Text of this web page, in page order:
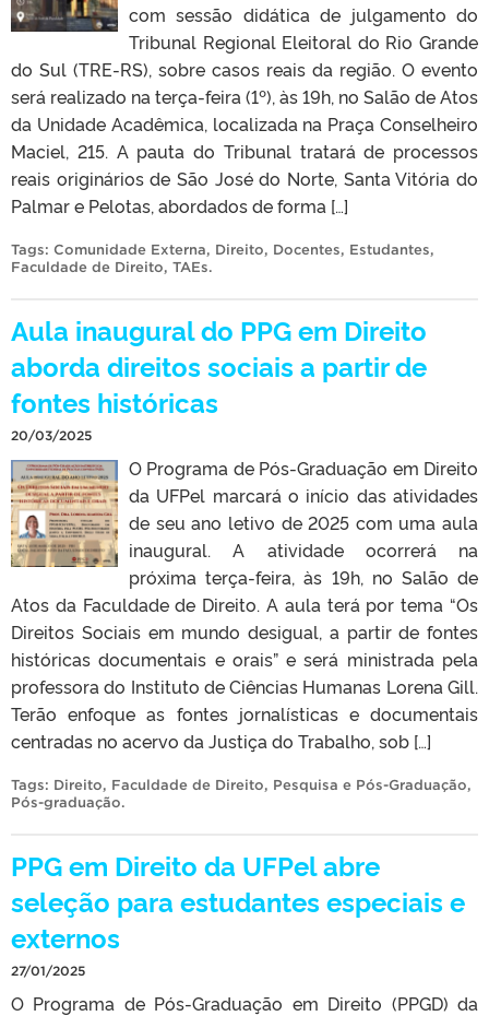
com sessão didática de julgamento do
Tribunal Regional Eleitoral do Rio Grande
do Sul (TRE-RS), sobre casos reais da região. O evento
será realizado na terça-feira (1º), às 19h, no Salão de Atos
da Unidade Acadêmica, localizada na Praça Conselheiro
Maciel, 215. A pauta do Tribunal tratará de processos
reais originários de São José do Norte, Santa Vitória do
Palmar e Pelotas, abordados de forma […]
Tags: Comunidade Externa, Direito, Docentes, Estudantes,
Faculdade de Direito, TAEs.
Aula inaugural do PPG em Direito
aborda direitos sociais a partir de
fontes históricas
20/03/2025
O Programa de Pós-Graduação em Direito
da UFPel marcará o início das atividades
de seu ano letivo de 2025 com uma aula
inaugural. A atividade ocorrerá na
próxima terça-feira, às 19h, no Salão de
Atos da Faculdade de Direito. A aula terá por tema “Os
Direitos Sociais em mundo desigual, a partir de fontes
históricas documentais e orais” e será ministrada pela
professora do Instituto de Ciências Humanas Lorena Gill.
Terão enfoque as fontes jornalísticas e documentais
centradas no acervo da Justiça do Trabalho, sob […]
Tags: Direito, Faculdade de Direito, Pesquisa e Pós-Graduação,
Pós-graduação.
PPG em Direito da UFPel abre
seleção para estudantes especiais e
externos
27/01/2025
O Programa de Pós-Graduação em Direito (PPGD) da